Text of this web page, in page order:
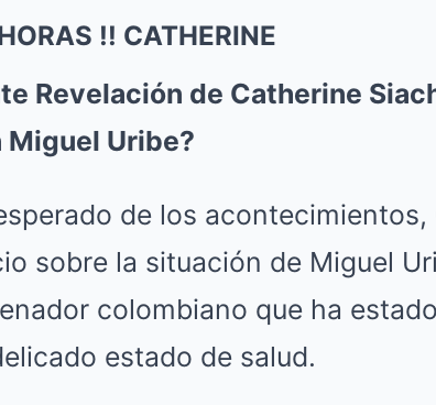
!! CATHERINE
Revelación de Catherine
Miguel Uribe?
de los
sobre la situación de Miguel
colombiano que ha
estado de salud.